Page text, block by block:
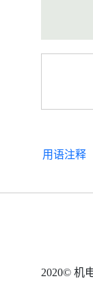
用语注释
2020© 机